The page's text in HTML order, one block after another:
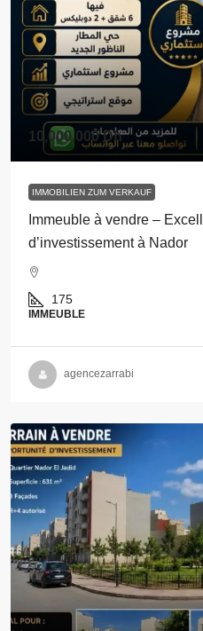
10,000,000 Dh
IMMOBILIEN ZUM VERKAUF
Immeuble à vendre –
d’investissement à Nador
175
IMMEUBLE
agencezarrabi